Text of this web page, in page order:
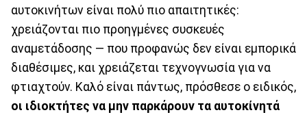
αυτοκινήτων είναι πολύ πιο απαιτητικές:
χρειάζονται πιο προηγμένες συσκευές
αναμετάδοσης — που προφανώς δεν είναι εμπορικά
διαθέσιμες, και χρειάζεται τεχνογνωσία για να
φτιαχτούν. Καλό είναι πάντως, πρόσθεσε ο ειδικός,
οι ιδιοκτήτες να μην παρκάρουν τα αυτοκίνητά